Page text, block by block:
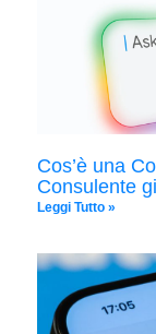
Cos’è una
Consulente
Leggi Tutto »